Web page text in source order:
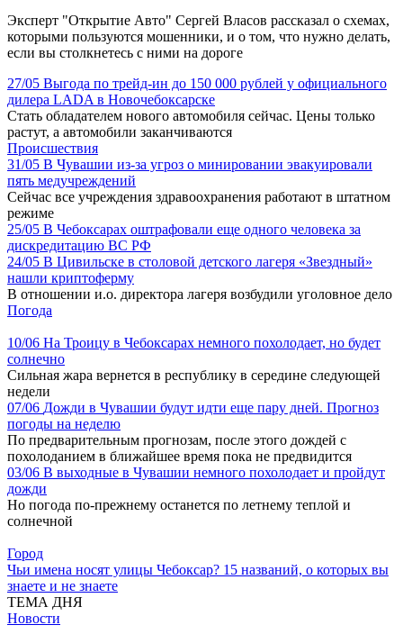
Эксперт "Открытие Авто" Сергей Власов рассказал о схемах,
которыми пользуются мошенники, и о том, что нужно делать,
если вы столкнетесь с ними на дороге
27/05 Выгода по трейд-ин до 150 000 рублей у официального
дилера LADA в Новочебоксарске
Стать обладателем нового автомобиля сейчас. Цены только
растут, а автомобили заканчиваются
Происшествия
31/05 В Чувашии из-за угроз о минировании эвакуировали
пять медучреждений
Сейчас все учреждения здравоохранения работают в штатном
режиме
25/05 В Чебоксарах оштрафовали еще одного человека за
дискредитацию ВС РФ
24/05 В Цивильске в столовой детского лагеря «Звездный»
нашли криптоферму
В отношении и.о. директора лагеря возбудили уголовное дело
Погода
10/06 На Троицу в Чебоксарах немного похолодает, но будет
солнечно
Сильная жара вернется в республику в середине следующей
недели
07/06 Дожди в Чувашии будут идти еще пару дней. Прогноз
погоды на неделю
По предварительным прогнозам, после этого дождей с
похолоданием в ближайшее время пока не предвидится
03/06 В выходные в Чувашии немного похолодает и пройдут
дожди
Но погода по-прежнему останется по летнему теплой и
солнечной
Город
Чьи имена носят улицы Чебоксар? 15 названий, о которых вы
знаете и не знаете
ТЕМА ДНЯ
Новости